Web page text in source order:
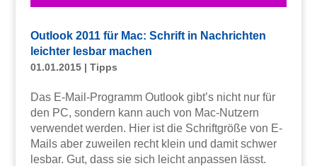
Outlook 2011 für Mac: Schrift in Nachrichten
leichter lesbar machen
01.01.2015| Tipps
Das E-Mail-Programm Outlook gibt’s nicht nur für
den PC, sondern kann auch von Mac-Nutzern
verwendet werden. Hier ist die Schriftgröße von E-
Mails aber zuweilen recht klein und damit schwer
lesbar. Gut, dass sie sich leicht anpassen lässt.